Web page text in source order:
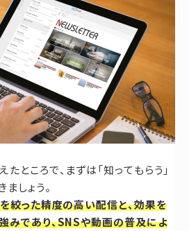
ところで、まずは「知ってもらう」
しょう。
絞った精度の高い配信と、効果を
みであり、SNSや動画の普及によ